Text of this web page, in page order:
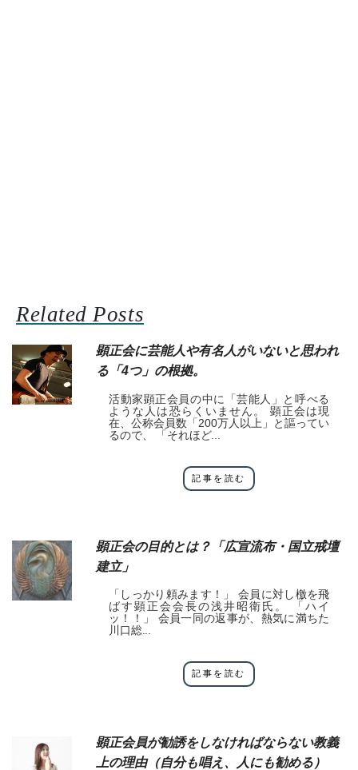
Related Posts
顕正会に芸能人や有名人がいないと思われ
る「4つ」の根拠。
活動家顕正会員の中に「芸能人」と呼べる
ような人は恐らくいません。 顕正会は現
在、公称会員数「200万人以上」と謳ってい
るので、 「それほど...
記事を読む
顕正会の目的とは？「広宣流布・国立戒壇
建立」
「しっかり頼みます！」 会員に対し檄を飛
ばす顕正会会長の浅井昭衛氏。 「ハイ
ッ！！」 会員一同の返事が、熱気に満ちた
川口総...
記事を読む
顕正会員が勧誘をしなければならない教義
上の理由（自分も唱え、人にも勧める）